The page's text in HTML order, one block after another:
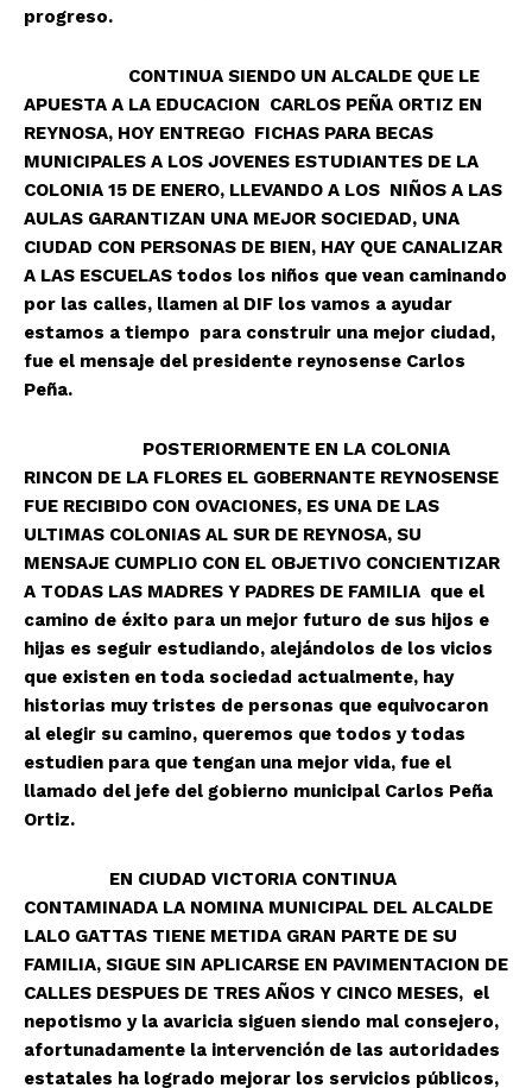
progreso.
CONTINUA SIENDO UN ALCALDE QUE LE
APUESTA A LA EDUCACION CARLOS PEÑA ORTIZ EN
REYNOSA, HOY ENTREGO FICHAS PARA BECAS
MUNICIPALES A LOS JOVENES ESTUDIANTES DE LA
COLONIA 15 DE ENERO, LLEVANDO A LOS NIÑOS A LAS
AULAS GARANTIZAN UNA MEJOR SOCIEDAD, UNA
CIUDAD CON PERSONAS DE BIEN, HAY QUE CANALIZAR
A LAS ESCUELAS todos los niños que vean caminando
por las calles, llamen al DIF los vamos a ayudar
estamos a tiempo para construir una mejor ciudad,
fue el mensaje del presidente reynosense Carlos
Peña.
POSTERIORMENTE EN LA COLONIA
RINCON DE LA FLORES EL GOBERNANTE REYNOSENSE
FUE RECIBIDO CON OVACIONES, ES UNA DE LAS
ULTIMAS COLONIAS AL SUR DE REYNOSA, SU
MENSAJE CUMPLIO CON EL OBJETIVO CONCIENTIZAR
A TODAS LAS MADRES Y PADRES DE FAMILIA que el
camino de éxito para un mejor futuro de sus hijos e
hijas es seguir estudiando, alejándolos de los vicios
que existen en toda sociedad actualmente, hay
historias muy tristes de personas que equivocaron
al elegir su camino, queremos que todos y todas
estudien para que tengan una mejor vida, fue el
llamado del jefe del gobierno municipal Carlos Peña
Ortiz.
EN CIUDAD VICTORIA CONTINUA
CONTAMINADA LA NOMINA MUNICIPAL DEL ALCALDE
LALO GATTAS TIENE METIDA GRAN PARTE DE SU
FAMILIA, SIGUE SIN APLICARSE EN PAVIMENTACION DE
CALLES DESPUES DE TRES AÑOS Y CINCO MESES, el
nepotismo y la avaricia siguen siendo mal consejero,
afortunadamente la intervención de las autoridades
estatales ha logrado mejorar los servicios públicos,